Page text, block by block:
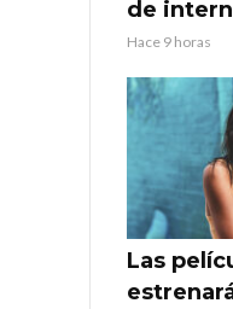
de
Hace 9 horas
Las